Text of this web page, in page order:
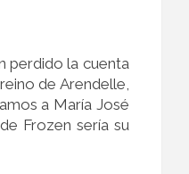
perdido la cuenta
de Arendelle,
a María José
Frozen sería su